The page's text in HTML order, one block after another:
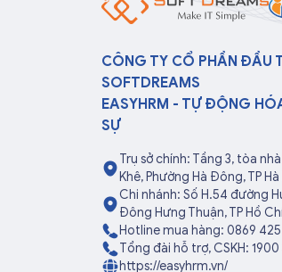
CÔNG TY CỔ PHẦN ĐẦU
SOFTDREAMS
EASYHRM - TỰ ĐỘNG
SỰ
Trụ sở chính: Tầng 3, tòa
Khê, Phường Hà Đông, TP
Chi nhánh: Số H.54 đường
Đông Hưng Thuận, TP Hồ
Hotline mua hàng: 0869 425
Tổng đài hỗ trợ, CSKH: 1900
https://easyhrm.vn/